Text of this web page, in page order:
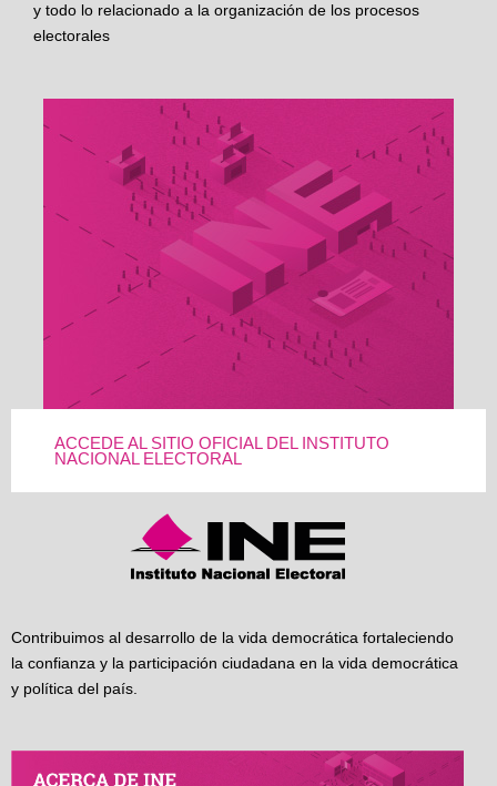
y todo lo relacionado a la organización de los procesos
electorales
ACCEDE AL SITIO OFICIAL DEL INSTITUTO
NACIONAL ELECTORAL
Contribuimos al desarrollo de la vida democrática fortaleciendo
la confianza y la participación ciudadana en la vida democrática
y política del país.